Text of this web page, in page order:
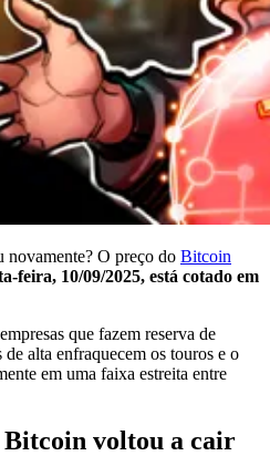
O preço do Bitcoin
feira, 10/09/2025, está cotado em
que fazem reserva de
alta enfraquecem os touros e o
em uma faixa estreita entre
Bitcoin voltou a cair